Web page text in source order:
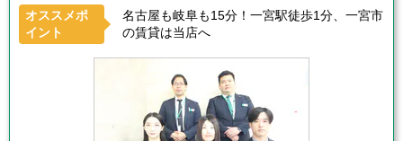
オススメポ
イント
名古屋も岐阜も15分！一宮駅徒歩1分、一宮市
の賃貸は当店へ